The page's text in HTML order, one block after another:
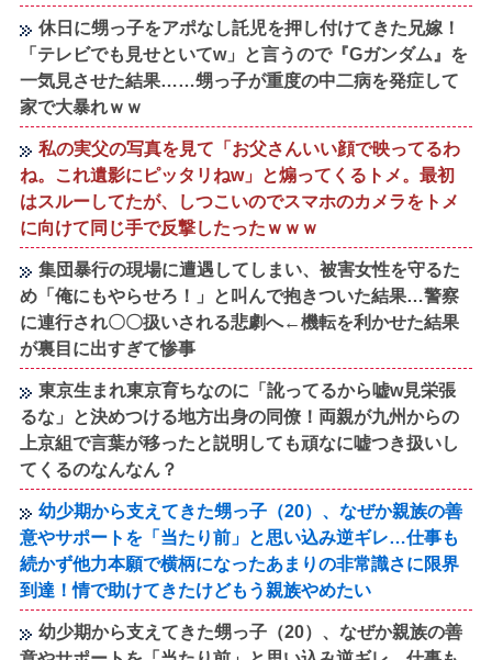
休日に甥っ子をアポなし託児を押し付けてきた兄嫁！
「テレビでも見せといてw」と言うので『Gガンダム』を
一気見させた結果……甥っ子が重度の中二病を発症して
家で大暴れｗｗ
私の実父の写真を見て「お父さんいい顔で映ってるわ
ね。これ遺影にピッタリねw」と煽ってくるトメ。最初
はスルーしてたが、しつこいのでスマホのカメラをトメ
に向けて同じ手で反撃したったｗｗｗ
集団暴行の現場に遭遇してしまい、被害女性を守るた
め「俺にもやらせろ！」と叫んで抱きついた結果…警察
に連行され〇〇扱いされる悲劇へ←機転を利かせた結果
が裏目に出すぎて惨事
東京生まれ東京育ちなのに「訛ってるから嘘w見栄張
るな」と決めつける地方出身の同僚！両親が九州からの
上京組で言葉が移ったと説明しても頑なに嘘つき扱いし
てくるのなんなん？
幼少期から支えてきた甥っ子（20）、なぜか親族の善
意やサポートを「当たり前」と思い込み逆ギレ…仕事も
続かず他力本願で横柄になったあまりの非常識さに限界
到達！情で助けてきたけどもう親族やめたい
幼少期から支えてきた甥っ子（20）、なぜか親族の善